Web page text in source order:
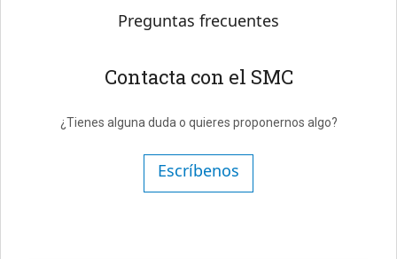
Preguntas frecuentes
Contacta con el SMC
¿Tienes alguna duda o quieres proponernos algo?
Escríbenos